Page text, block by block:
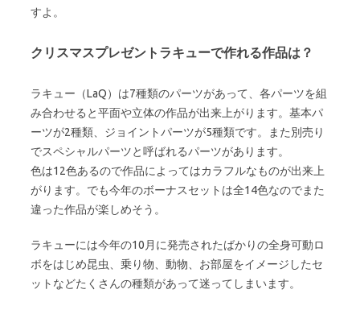
すよ。
クリスマスプレゼントラキューで作れる作品は？
ラキュー（LaQ）は7種類のパーツがあって、各パーツを組
み合わせると平面や立体の作品が出来上がります。基本パ
ーツが2種類、ジョイントパーツが5種類です。また別売り
でスペシャルパーツと呼ばれるパーツがあります。
色は12色あるので作品によってはカラフルなものが出来上
がります。でも今年のボーナスセットは全14色なのでまた
違った作品が楽しめそう。
ラキューには今年の10月に発売されたばかりの全身可動ロ
ボをはじめ昆虫、乗り物、動物、お部屋をイメージしたセ
ットなどたくさんの種類があって迷ってしまいます。